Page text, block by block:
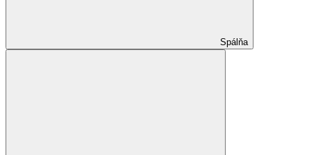
Spálňa